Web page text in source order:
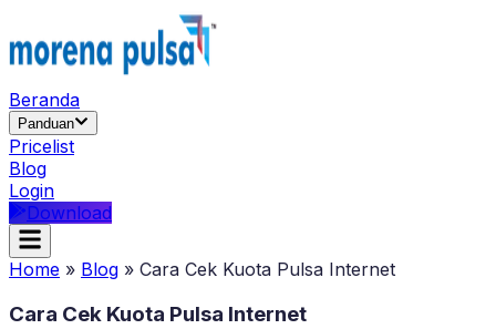
Beranda
Panduan
Pricelist
Blog
Login
Download
Home » Blog » Cara Cek Kuota Pulsa Internet
Cara Cek Kuota Pulsa Internet